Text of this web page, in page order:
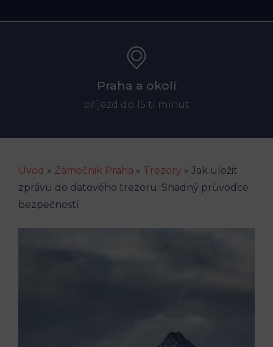
Praha a okolí
příjezd do 15 ti minut
Úvod » Zámečnik Praha » Trezory » Jak uložit
zprávu do datového trezoru: Snadný průvodce
bezpečností